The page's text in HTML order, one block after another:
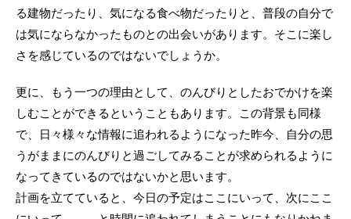
る建物だったり、気になる食べ物だったりと、普段の自分で
は気にならなかったものとの出会いがあります。そこに楽し
さを感じているのではないでしょうか。
更に、もう一つの理由として、のんびりとしたおでかけを楽
しむことができるということもあります。この背景も同様
で、日々様々な情報に追われるようになった昨今、自分の思
うがままにのんびりと過ごしてみることが求められるように
なってきているのではないかと思います。
計画を立てていると、今日の予定はここにいって、次にここ